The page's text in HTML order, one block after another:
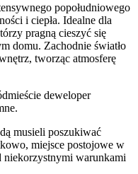
popołudniowego
i ciepła. Idealne dla
pragną cieszyć się
domu. Zachodnie światło
tworząc atmosferę
deweloper
.
musieli poszukiwać
miejsce postojowe w
niekorzystnymi warunkami